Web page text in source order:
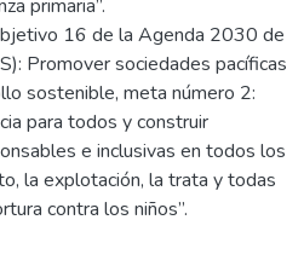
primaria”.
16 de la Agenda 2030 de
Promover sociedades pacíficas
sostenible, meta número 2:
para todos y construir
e inclusivas en todos los
la explotación, la trata y todas
contra los niños”.